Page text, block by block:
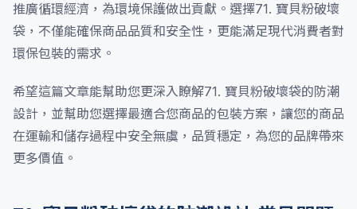
推廣循環經濟，為環境保護做出貢獻。選擇71. 寶貝粉破壞
袋，不僅能確保商品品質和安全性，更能滿足現代消費者對
環保包裝的需求。
希望這篇文章能幫助您更深入瞭解71. 寶貝粉破壞袋的防潮
設計，並幫助您選擇最適合您商品的包裝方案，讓您的商品
在運輸和儲存過程中安全無虞，品質穩定，為您的品牌帶來
更多價值。